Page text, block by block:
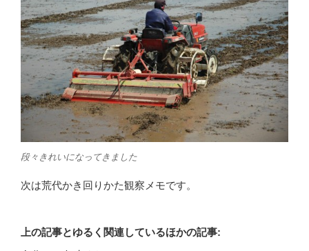
段々きれいになってきました
次は荒代かき回りかた観察メモです。
上の記事とゆるく関連しているほかの記事: